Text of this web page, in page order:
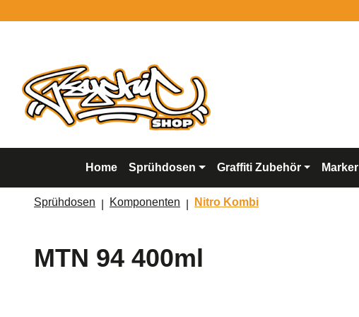
Home Sprühdosen Graffiti Zubehör Marker
Sprühdosen Komponenten Nitro Kombi
MTN 94 400ml